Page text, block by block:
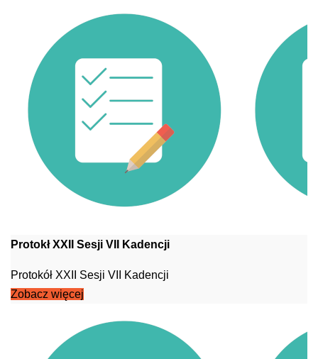
Protokł XXII Sesji VII Kadencji
Protokół XXII Sesji VII Kadencji
Zobacz więcej